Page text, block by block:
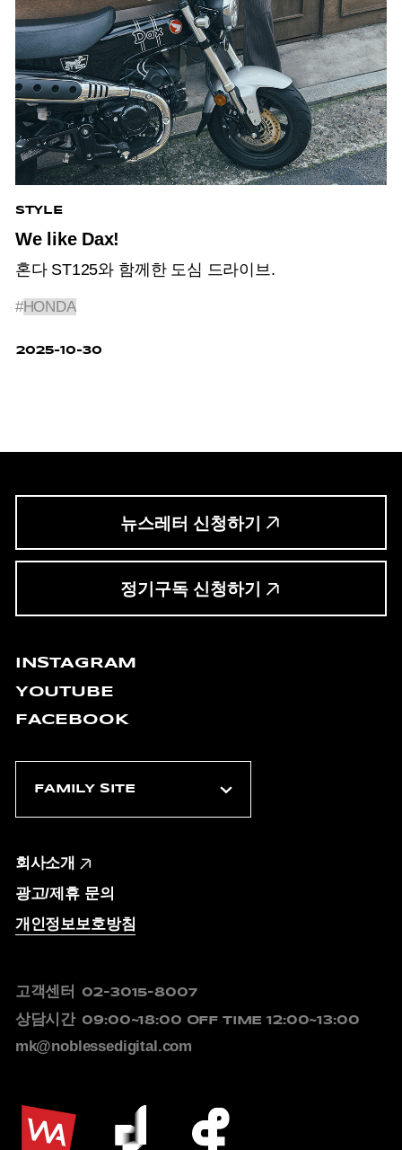
STYLE
We like Dax!
혼다 ST125와 함께한 도심 드라이브.
#HONDA
2025-10-30
뉴스레터 신청하기
정기구독 신청하기
INSTAGRAM
YOUTUBE
FACEBOOK
회사소개
광고/제휴 문의
개인정보보호방침
고객센터 02-3015-8007
상담시간 09:00~18:00 OFF TIME 12:00~13:00
mk@noblessedigital.com